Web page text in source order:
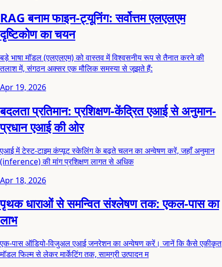
RAG बनाम फाइन-ट्यूनिंग: सर्वोत्तम एलएलएम
दृष्टिकोण का चयन
बड़े भाषा मॉडल (एलएलएम) को वास्तव में विश्वसनीय रूप से तैनात करने की
तलाश में, संगठन अक्सर एक मौलिक समस्या से जूझते हैं:
Apr 19, 2026
बदलता प्रतिमान: प्रशिक्षण-केंद्रित एआई से अनुमान-
प्रधान एआई की ओर
एआई में टेस्ट-टाइम कंप्यूट स्केलिंग के बढ़ते चलन का अन्वेषण करें, जहाँ अनुमान
(inference) की मांग प्रशिक्षण लागत से अधिक
Apr 18, 2026
पृथक धाराओं से समन्वित संश्लेषण तक: एकल-पास का
लाभ
एक-पास ऑडियो-विजुअल एआई जनरेशन का अन्वेषण करें। जानें कि कैसे एकीकृत
मॉडल फिल्म से लेकर मार्केटिंग तक, सामग्री उत्पादन म